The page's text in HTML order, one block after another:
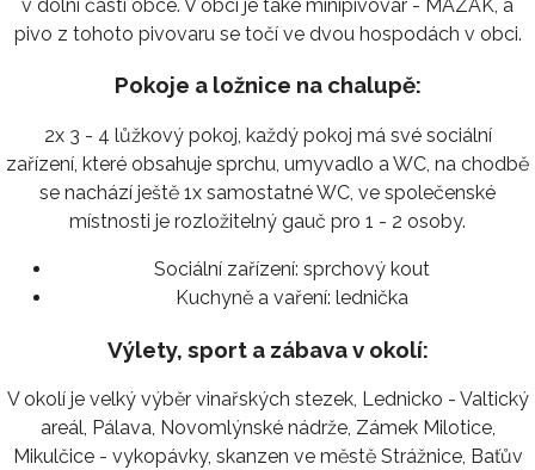
v dolní části obce. V obci je také minipivovar - MAZAK, a
pivo z tohoto pivovaru se točí ve dvou hospodách v obci.
Pokoje a ložnice na chalupě:
2x 3 - 4 lůžkový pokoj, každý pokoj má své sociální
zařízení, které obsahuje sprchu, umyvadlo a WC, na chodbě
se nachází ještě 1x samostatné WC, ve společenské
místnosti je rozložitelný gauč pro 1 - 2 osoby.
Sociální zařízení: sprchový kout
Kuchyně a vaření: lednička
Výlety, sport a zábava v okolí:
V okolí je velký výběr vinařských stezek, Lednicko - Valtický
areál, Pálava, Novomlýnské nádrže, Zámek Milotice,
Mikulčice - vykopávky, skanzen ve městě Strážnice, Baťův